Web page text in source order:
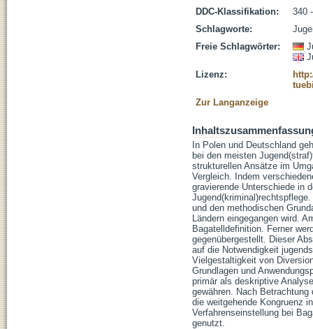
DDC-Klassifikation:
340
Schlagworte:
Freie Schlagwörter:
Lizenz:
Zur Langanzeige
In Polen und Deutschland
bei den meisten
strukturellen Ansätze im
Vergleich. Indem
gravierende Unterschiede in
und den methodischen
Ländern eingegangen wird.
Bagatelldefinition. Ferner
gegenübergestellt. Dieser
auf die Notwendigkeit
Vielgestaltigkeit von
Grundlagen und
primär als deskriptive
gewähren. Nach
die weitgehende Kongruenz
Verfahrenseinstellung bei
genutzt.